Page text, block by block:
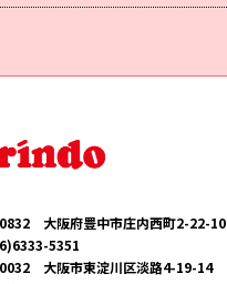
大阪府豊中市庄内西町2-22-10
5351
大阪市東淀川区淡路4-19-14